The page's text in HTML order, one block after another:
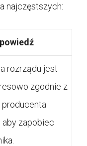
najczęstszych:
rozrządu jest
zgodnie z
aby zapobiec